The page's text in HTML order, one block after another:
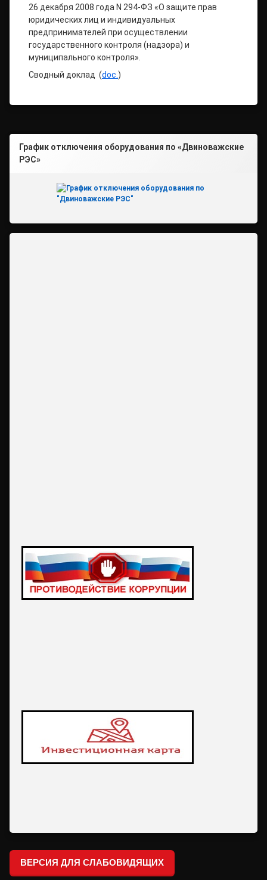
26 декабря 2008 года N 294-ФЗ «О защите прав
юридических лиц и индивидуальных
предпринимателей при осуществлении
государственного контроля (надзора) и
муниципального контроля».
Сводный доклад (doc. )
График отключения оборудования по «Двиноважские
РЭС»
ВЕРСИЯ ДЛЯ СЛАБОВИДЯЩИХ